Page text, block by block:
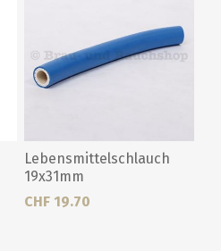
Lebensmittelschlauch
19x31mm
CHF 19.70